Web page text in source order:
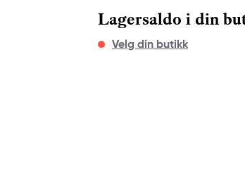
Lagersaldo i din
Velg din butikk